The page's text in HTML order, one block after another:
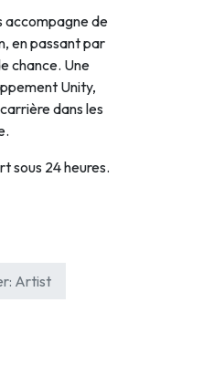
accompagne de
en passant par
chance. Une
Unity,
dans les
sous 24 heures.
Artist